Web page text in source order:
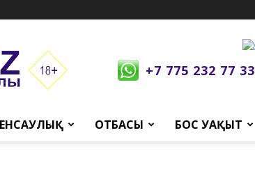
+7 775 232 77 33
ОТБАСЫ БОС УАҚЫТ